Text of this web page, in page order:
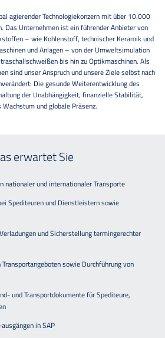
agierender Technologiekonzern mit über 10.000
Das Unternehmen ist ein führender Anbieter von
– wie Kohlenstoff, technischer Keramik und
und Anlagen – von der Umweltsimulation
bis hin zu Optikmaschinen. Als
sind unser Anspruch und unsere Ziele selbst nach
Die gesunde Weiterentwicklung des
der Unabhängigkeit, finanzielle Stabilität,
und globale Präsenz.
erwartet Sie
nationaler und internationaler Transporte
Spediteuren und Dienstleistern sowie
und Sicherstellung termingerechter
sowie Durchführung von
und Transportdokumente für Spediteure,
in SAP